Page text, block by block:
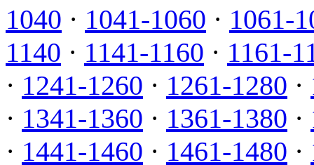
1040 · 1041-1060 · 1061-
1140 · 1141-1160 · 1161-
· 1241-1260 · 1261-1280 ·
· 1341-1360 · 1361-1380 ·
· 1441-1460 · 1461-1480 ·